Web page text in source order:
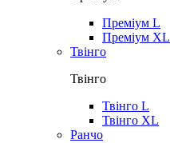
Преміум L
Преміум XL
Твінго
Твінго
Твінго L
Твінго XL
Ранчо